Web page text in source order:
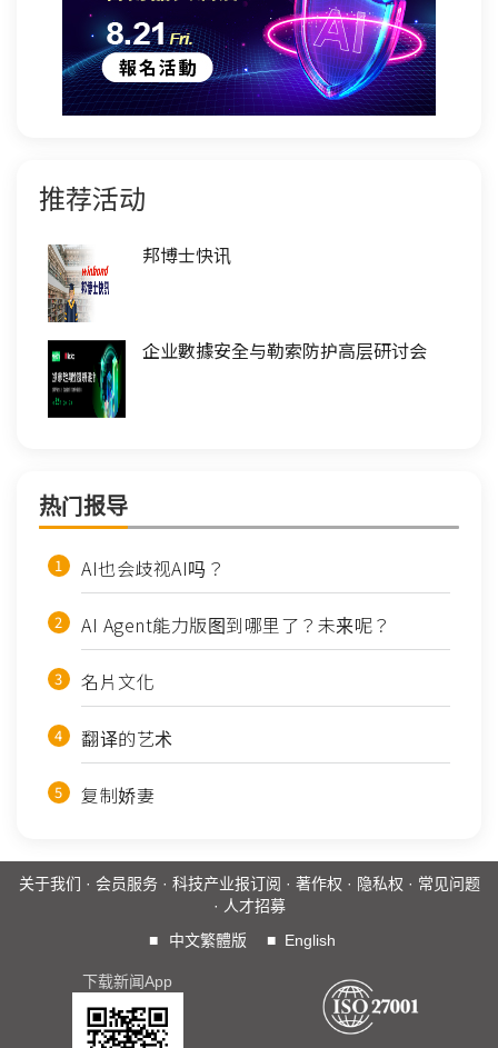
推荐活动
邦博士快讯
企业數據安全与勒索防护高层研讨会
热门报导
AI也会歧视AI吗？
AI Agent能力版图到哪里了？未来呢？
名片文化
翻译的艺术
复制娇妻
关于我们 · 会员服务· 科技产业报订阅 · 著作权 · 隐私权 · 常见问题
· 人才招募
■
中文繁體版 ■ English
下载新闻App